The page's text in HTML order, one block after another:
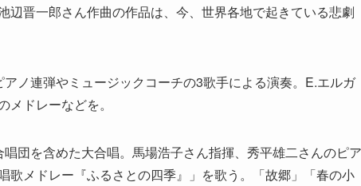
辺晋一郎さん作曲の作品は、今、世界各地で起きている悲劇
ノ連弾やミュージックコーチの3歌手による演奏。E.エルガ
ドレーなどを。
団を含めた大合唱。馬場浩子さん指揮、秀平雄二さんのピア
歌メドレー『ふるさとの四季』」を歌う。「故郷」「春の小